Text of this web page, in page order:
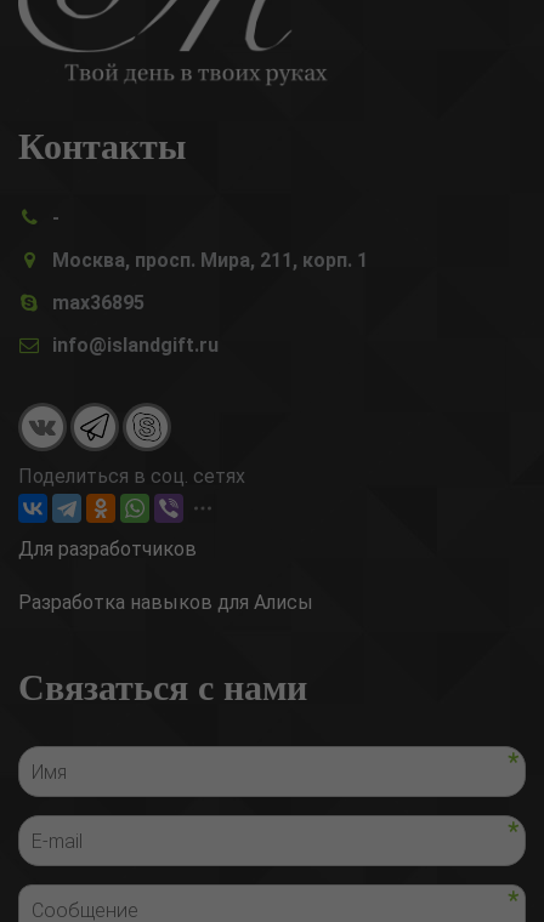
Контакты
-
Москва, просп. Мира, 211, корп. 1
max36895
info@islandgift.ru
Поделиться в соц. сетях
Для разработчиков
Разработка навыков для Алисы
Связаться с нами